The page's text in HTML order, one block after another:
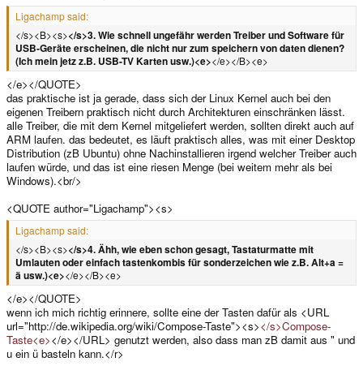
Ligachamp said:
</s><B><s></s>3. Wie schnell ungefähr werden Treiber und Software für
USB-Geräte erscheinen, die nicht nur zum speichern von daten dienen?
(Ich mein jetz z.B. USB-TV Karten usw.)<e></e></B><e>
</e></QUOTE>
das praktische ist ja gerade, dass sich der Linux Kernel auch bei den
eigenen Treibern praktisch nicht durch Architekturen einschränken lässt.
alle Treiber, die mit dem Kernel mitgeliefert werden, sollten direkt auch auf
ARM laufen. das bedeutet, es läuft praktisch alles, was mit einer Desktop
Distribution (zB Ubuntu) ohne Nachinstallieren irgend welcher Treiber auch
laufen würde, und das ist eine riesen Menge (bei weitem mehr als bei
Windows).<br/>
<QUOTE author="Ligachamp"><s>
Ligachamp said:
</s><B><s></s>4. Ähh, wie eben schon gesagt, Tastaturmatte mit
Umlauten oder einfach tastenkombis für sonderzeichen wie z.B. Alt+a =
ä usw.)<e></e></B><e>
</e></QUOTE>
wenn ich mich richtig erinnere, sollte eine der Tasten dafür als <URL
url="http://de.wikipedia.org/wiki/Compose-Taste"><s></s>Compose-
Taste<e></e></URL> genutzt werden, also dass man zB damit aus " und
u ein ü basteln kann.</r>